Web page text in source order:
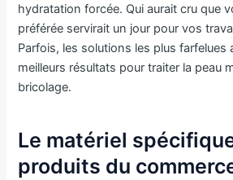
hydratation forcée. Qui aurait cru que
préférée servirait un jour pour vos
Parfois, les solutions les plus farfelues
meilleurs résultats pour traiter la peau
bricolage.
Le matériel
produits du